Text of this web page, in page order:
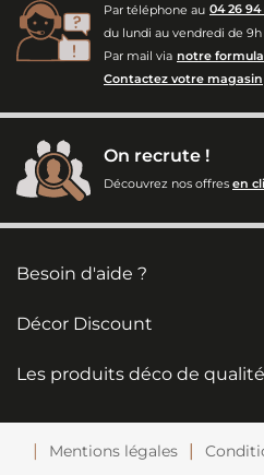
Par téléphone au 04 26 94
du lundi au vendredi de 9h
Par mail via notre
Contactez votre magasin
On recrute !
Découvrez nos offres en
Besoin d'aide ?
Décor Discount
Les produits déco de
Mentions légales